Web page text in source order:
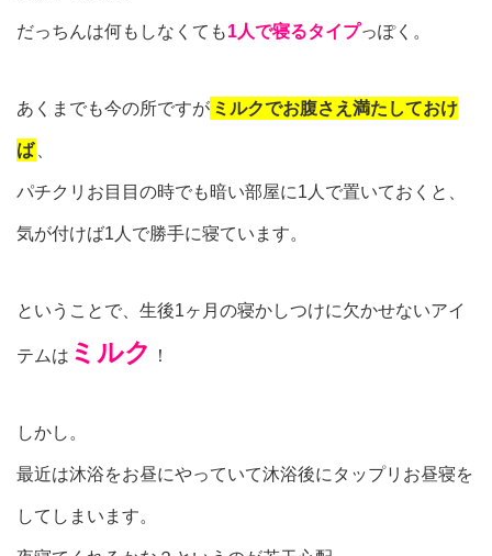
だっちんは何もしなくても1人で寝るタイプっぽく。
あくまでも今の所ですが ミルクでお腹さえ満たしておけ
ば
パチクリお目目の時でも暗い部屋に1人で置いておくと、
気が付けば1人で勝手に寝ています。
ということで、生後1ヶ月の寝かしつけに欠かせないアイ
テムは ミルク ！
しかし。
最近は沐浴をお昼にやっていて沐浴後にタップリお昼寝を
してしまいます。